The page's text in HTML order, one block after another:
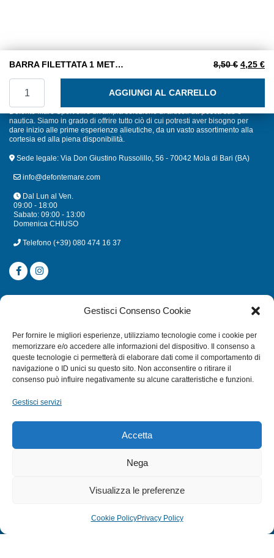
Gestisci Consenso Cookie
Per fornire le migliori esperienze, utilizziamo tecnologie come i cookie per
memorizzare e/o accedere alle informazioni del dispositivo. Il consenso a
queste tecnologie ci permetterà di elaborare dati come il comportamento di
navigazione o ID unici su questo sito. Non acconsentire o ritirare il
consenso può influire negativamente su alcune caratteristiche e funzioni.
Gestisci servizi
Accetta
Nega
Visualizza le preferenze
Cookie PolicyPrivacy Policy
BARRA FILETTATA 1 METRO MA14 INOX A2 8,50€ Il
4,25 €Il
AGGIUNGI AL CARRELLO
Defonte Mare Sport offre un'ampia selezione di articoli da pesca sub e
nautica. Siamo in grado di offrire tutto ciò di cui potresti aver bisogno per
dare inizio alle prime esperienze alieutiche, da un vasto assortimento alla
cortesia ed alla piena disponibilità.
Sede legale: Via Don Giustino Russolillo, 56 - 70042 Mola di Bari (BA)
info@defontemare.com
Dal Lun al Ven.
09:00 - 18:00
Sabato: 09:00 - 13:00
Domenica CHIUSO
Telefono (+39) 080 474 16 37
CATEGORIE
MULINELLI
CANNE
ACCESSORI NAUTICI
TERMINI E CONDIZIONI